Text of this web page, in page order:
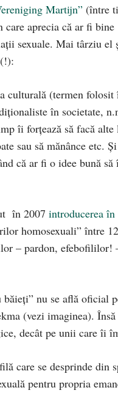
Martijn” (între
aprecia că ar fi bine
sexuale. Mai târziu el
culturală (termen
în societate,
îi forţează să facă
sau să mănânce etc.
că ar fi o idee bună
în 2007 introducerea în
homosexuali” între
– pardon, efebofililor!
băieţi” nu se află oficial
(vezi imaginea).
decât pe unii care îi
care se desprinde din
pentru propria